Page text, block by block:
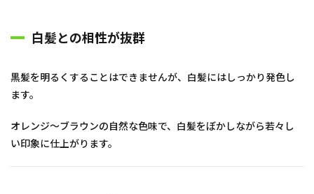
白髪との相性が抜群
黒髪を明るくすることはできませんが、白髪にはしっかり発色し
ます。
オレンジ〜ブラウンの自然な色味で、白髪をぼかしながら若々し
い印象に仕上がります。